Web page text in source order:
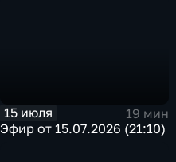
15 июля
19 мин
Эфир от 15.07.2026 (21:10)